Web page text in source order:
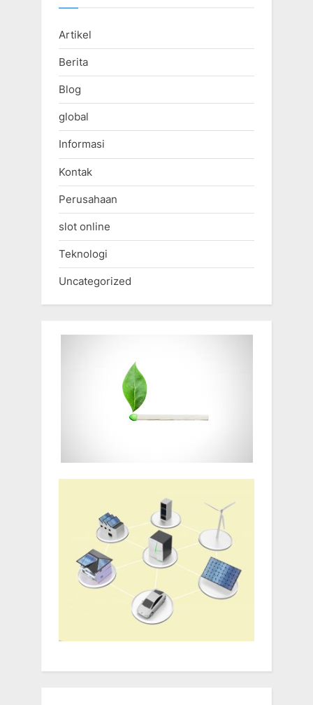
Artikel
Berita
Blog
global
Informasi
Kontak
Perusahaan
slot online
Teknologi
Uncategorized